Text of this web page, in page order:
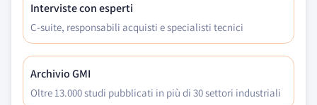
Interviste con esperti
C-suite, responsabili acquisti e specialisti tecnici
Archivio GMI
Oltre 13.000 studi pubblicati in più di 30 settori industriali